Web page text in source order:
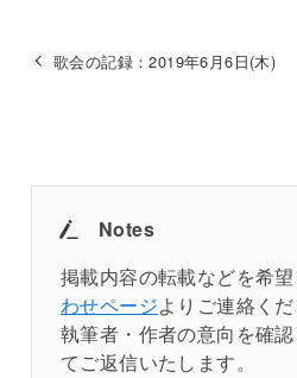
歌会の記録：2019年6月6日(木)
Notes
掲載内容の転載などを希望
わせページよりご連絡くだ
執筆者・作者の意向を確
てご返信いたします。